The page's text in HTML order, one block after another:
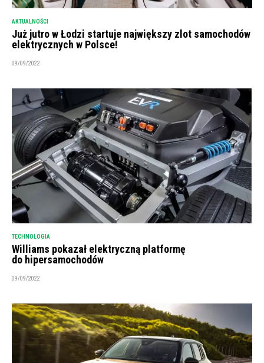
AKTUALNOŚCI
Już jutro w Łodzi startuje największy zlot samochodów
elektrycznych w Polsce!
09/09/2022
TECHNOLOGIA
Williams pokazał elektryczną platformę
do hipersamochodów
09/09/2022